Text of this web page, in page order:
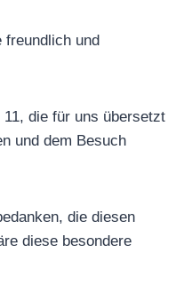
freundlich und
die für uns übersetzt
und dem Besuch
die diesen
diese besondere